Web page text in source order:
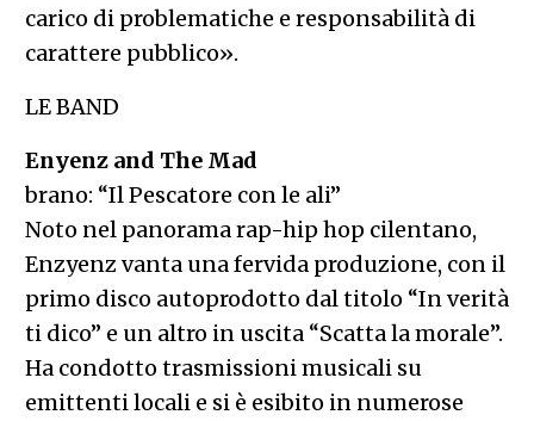
carico di problematiche e responsabilità di
carattere pubblico».
LE BAND
Enyenz and The Mad
brano: “Il Pescatore con le ali”
Noto nel panorama rap-hip hop cilentano,
Enzyenz vanta una fervida produzione, con il
primo disco autoprodotto dal titolo “In verità
ti dico” e un altro in uscita “Scatta la morale”.
Ha condotto trasmissioni musicali su
emittenti locali e si è esibito in numerose